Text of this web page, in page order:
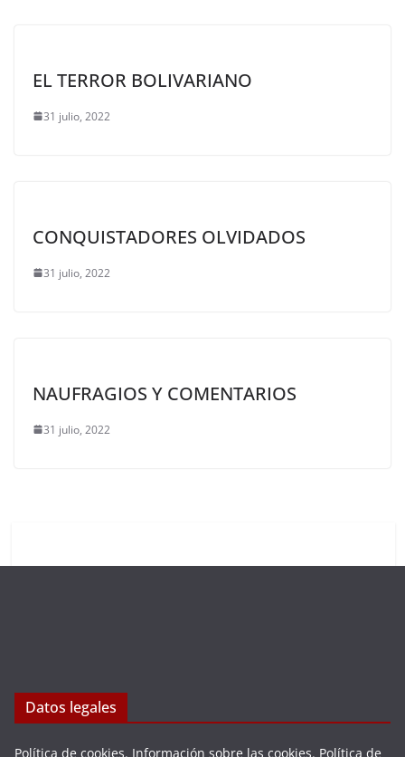
EL TERROR BOLIVARIANO
31 julio, 2022
CONQUISTADORES OLVIDADOS
31 julio, 2022
NAUFRAGIOS Y COMENTARIOS
31 julio, 2022
Datos legales
Política de cookies. Información sobre las cookies. Política de